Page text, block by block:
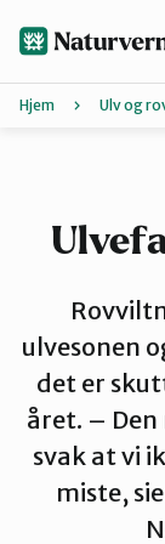
Finn ditt lokallag
Agder
Hjem Ulv og
ulvesonen
det er
året. – Den
svak at vi
miste,